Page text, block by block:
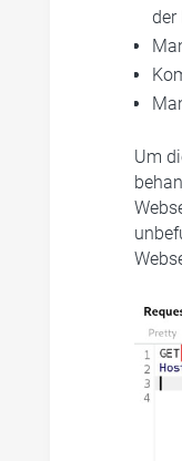
der
Um